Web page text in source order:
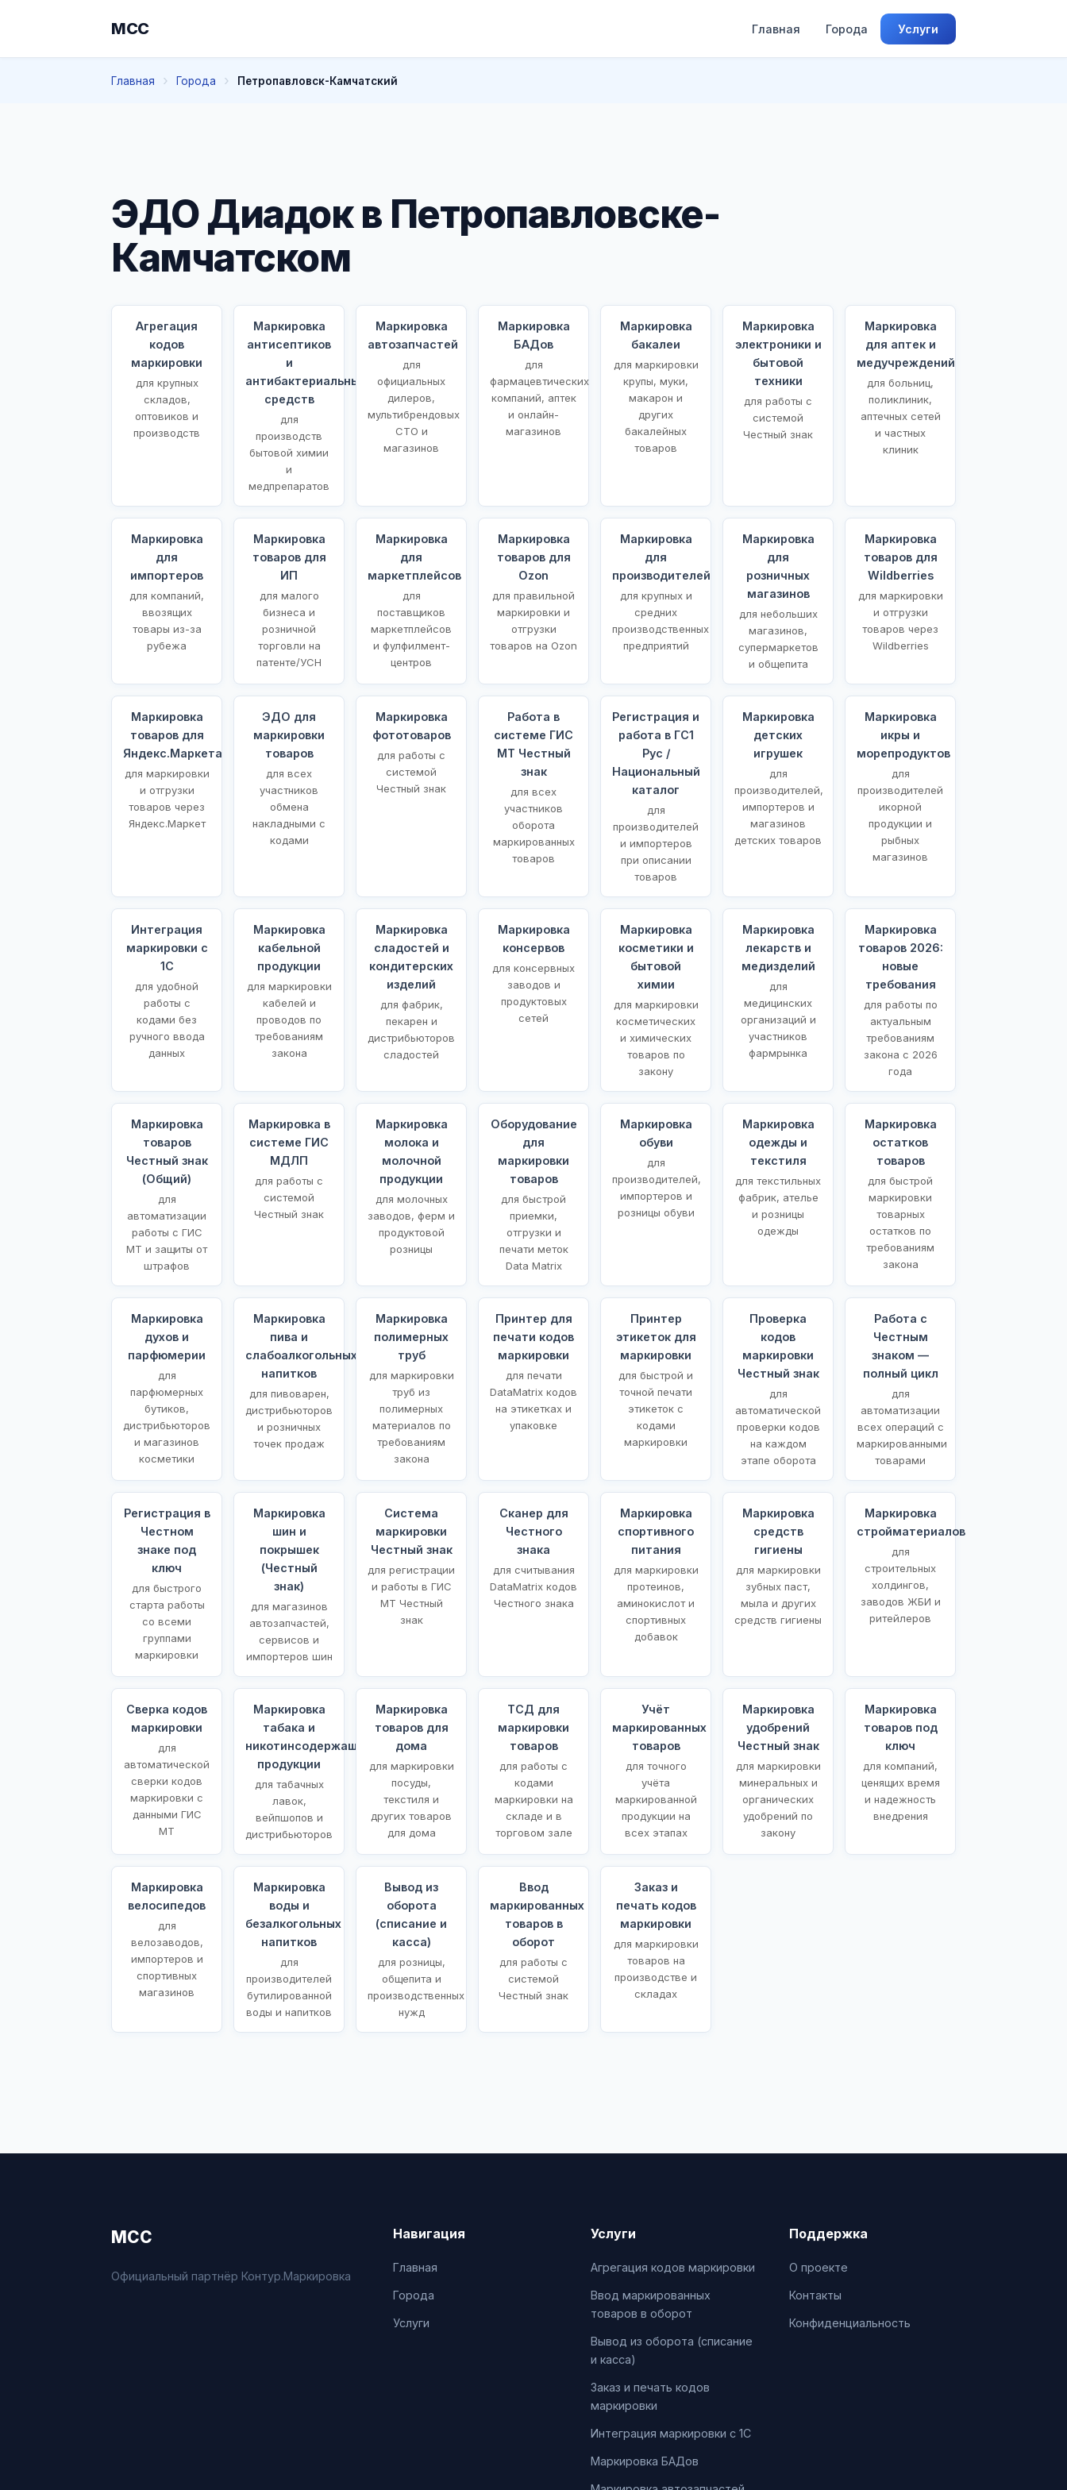
МСС Главная Города Услуги
Главная Города Петропавловск-Камчатский
ЭДО Диадок в Петропавловске-
Камчатском
Агрегация
кодов
маркировки
для крупных
складов,
оптовиков и
производств
Маркировка
антисептиков
и
антибактериальных
средств
для
производств
бытовой химии
и
медпрепаратов
Маркировка
автозапчастей
для
официальных
дилеров,
мультибрендовых
СТО и
магазинов
Маркировка
БАДов
для
фармацевтических
компаний, аптек
и онлайн-
магазинов
Маркировка
бакалеи
для маркировки
крупы, муки,
макарон и
других
бакалейных
товаров
Маркировка
электроники и
бытовой
техники
для работы с
системой
Честный знак
Маркировка
для аптек и
медучреждений
для больниц,
поликлиник,
аптечных сетей
и частных
клиник
Маркировка
для
импортеров
для компаний,
ввозящих
товары из-за
рубежа
Маркировка
товаров для
ИП
для малого
бизнеса и
розничной
торговли на
патенте/УСН
Маркировка
для
маркетплейсов
для
поставщиков
маркетплейсов
и фулфилмент-
центров
Маркировка
товаров для
Ozon
для правильной
маркировки и
отгрузки
товаров на Ozon
Маркировка
для
производителей
для крупных и
средних
производственных
предприятий
Маркировка
для
розничных
магазинов
для небольших
магазинов,
супермаркетов
и общепита
Маркировка
товаров для
Wildberries
для маркировки
и отгрузки
товаров через
Wildberries
Маркировка
товаров для
Яндекс.Маркета
для маркировки
и отгрузки
товаров через
Яндекс.Маркет
ЭДО для
маркировки
товаров
для всех
участников
обмена
накладными с
кодами
Маркировка
фототоваров
для работы с
системой
Честный знак
Работа в
системе ГИС
МТ Честный
знак
для всех
участников
оборота
маркированных
товаров
Регистрация и
работа в ГС1
Рус /
Национальный
каталог
для
производителей
и импортеров
при описании
товаров
Маркировка
детских
игрушек
для
производителей,
импортеров и
магазинов
детских товаров
Маркировка
икры и
морепродуктов
для
производителей
икорной
продукции и
рыбных
магазинов
Интеграция
маркировки с
1С
для удобной
работы с
кодами без
ручного ввода
данных
Маркировка
кабельной
продукции
для маркировки
кабелей и
проводов по
требованиям
закона
Маркировка
сладостей и
кондитерских
изделий
для фабрик,
пекарен и
дистрибьюторов
сладостей
Маркировка
консервов
для консервных
заводов и
продуктовых
сетей
Маркировка
косметики и
бытовой
химии
для маркировки
косметических
и химических
товаров по
закону
Маркировка
лекарств и
медизделий
для
медицинских
организаций и
участников
фармрынка
Маркировка
товаров 2026:
новые
требования
для работы по
актуальным
требованиям
закона с 2026
года
Маркировка
товаров
Честный знак
(Общий)
для
автоматизации
работы с ГИС
МТ и защиты от
штрафов
Маркировка в
системе ГИС
МДЛП
для работы с
системой
Честный знак
Маркировка
молока и
молочной
продукции
для молочных
заводов, ферм и
продуктовой
розницы
Оборудование
для
маркировки
товаров
для быстрой
приемки,
отгрузки и
печати меток
Data Matrix
Маркировка
обуви
для
производителей,
импортеров и
розницы обуви
Маркировка
одежды и
текстиля
для текстильных
фабрик, ателье
и розницы
одежды
Маркировка
остатков
товаров
для быстрой
маркировки
товарных
остатков по
требованиям
закона
Маркировка
духов и
парфюмерии
для
парфюмерных
бутиков,
дистрибьюторов
и магазинов
косметики
Маркировка
пива и
слабоалкогольных
напитков
для пивоварен,
дистрибьюторов
и розничных
точек продаж
Маркировка
полимерных
труб
для маркировки
труб из
полимерных
материалов по
требованиям
закона
Принтер для
печати кодов
маркировки
для печати
DataMatrix кодов
на этикетках и
упаковке
Принтер
этикеток для
маркировки
для быстрой и
точной печати
этикеток с
кодами
маркировки
Проверка
кодов
маркировки
Честный знак
для
автоматической
проверки кодов
на каждом
этапе оборота
Работа с
Честным
знаком —
полный цикл
для
автоматизации
всех операций с
маркированными
товарами
Регистрация в
Честном
знаке под
ключ
для быстрого
старта работы
со всеми
группами
маркировки
Маркировка
шин и
покрышек
(Честный
знак)
для магазинов
автозапчастей,
сервисов и
импортеров шин
Система
маркировки
Честный знак
для регистрации
и работы в ГИС
МТ Честный
знак
Сканер для
Честного
знака
для считывания
DataMatrix кодов
Честного знака
Маркировка
спортивного
питания
для маркировки
протеинов,
аминокислот и
спортивных
добавок
Маркировка
средств
гигиены
для маркировки
зубных паст,
мыла и других
средств гигиены
Маркировка
стройматериалов
для
строительных
холдингов,
заводов ЖБИ и
ритейлеров
Сверка кодов
маркировки
для
автоматической
сверки кодов
маркировки с
данными ГИС
МТ
Маркировка
табака и
никотинсодержащей
продукции
для табачных
лавок,
вейпшопов и
дистрибьюторов
Маркировка
товаров для
дома
для маркировки
посуды,
текстиля и
других товаров
для дома
ТСД для
маркировки
товаров
для работы с
кодами
маркировки на
складе и в
торговом зале
Учёт
маркированных
товаров
для точного
учёта
маркированной
продукции на
всех этапах
Маркировка
удобрений
Честный знак
для маркировки
минеральных и
органических
удобрений по
закону
Маркировка
товаров под
ключ
для компаний,
ценящих время
и надежность
внедрения
Маркировка
велосипедов
для
велозаводов,
импортеров и
спортивных
магазинов
Маркировка
воды и
безалкогольных
напитков
для
производителей
бутилированной
воды и напитков
Вывод из
оборота
(списание и
касса)
для розницы,
общепита и
производственных
нужд
Ввод
маркированных
товаров в
оборот
для работы с
системой
Честный знак
Заказ и
печать кодов
маркировки
для маркировки
товаров на
производстве и
складах
МСС
Официальный партнёр Контур.Маркировка
Навигация
Главная
Города
Услуги
Услуги
Агрегация кодов маркировки
Ввод маркированных
товаров в оборот
Вывод из оборота (списание
и касса)
Заказ и печать кодов
маркировки
Интеграция маркировки с 1С
Маркировка БАДов
Поддержка
О проекте
Контакты
Конфиденциальность